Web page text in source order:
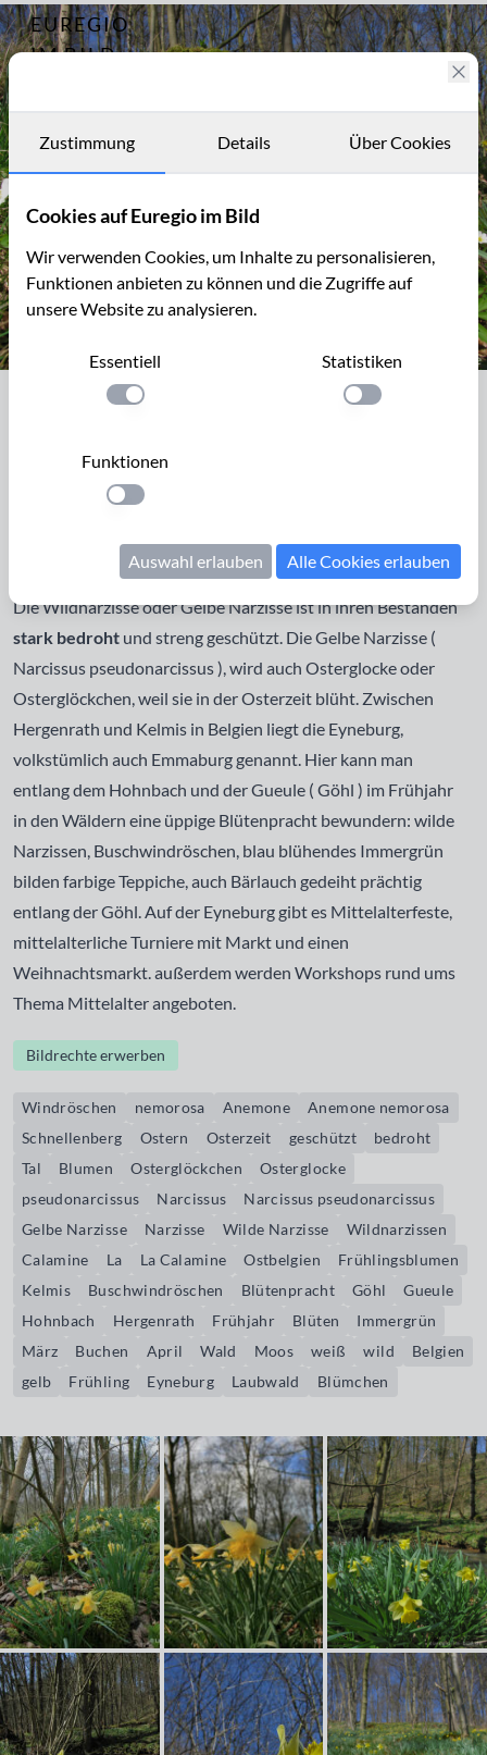
EUREGIO
IM BILD
Archiv
Kontakt
Archiv 919
Wildnarzissen und Buschwindröschen
Wildnarzissen und Buschwindröschen
Nicht nur im Perlbachtal in der Eifel gibt es Wildnarzissen,
Hohnbachtal (B)
Talhängen, auf dem Höhenrücken des Schellenbergs
südwestlich von Kelmis wachsen die Narzissen im(!) Wald.
DieWildnarzisse oder Gelbe Narzisseist in ihren Beständen
stark bedroht und streng geschützt. Die Gelbe Narzisse (
Narcissus pseudonarcissus ), wird auch Osterglocke oder
Osterglöckchen, weil sie in der Osterzeit blüht. Zwischen
Hergenrath und Kelmis in Belgien liegt die Eyneburg,
volkstümlich auch Emmaburg genannt. Hier kann man
entlang dem Hohnbach und der Gueule ( Göhl ) im Frühjahr
in den Wäldern eine üppige Blütenpracht bewundern: wilde
Narzissen, Buschwindröschen, blau blühendes Immergrün
bilden farbige Teppiche, auch Bärlauch gedeiht prächtig
entlang der Göhl. Auf der Eyneburg gibt es Mittelalterfeste,
mittelalterliche Turniere mit Markt und einen
Weihnachtsmarkt. außerdem werden Workshops rund ums
Thema Mittelalter angeboten.
Bildrechte erwerben
Windröschen nemorosa Anemone
Anemone nemorosa
Schnellenberg
Ostern Osterzeit geschützt
bedroht
Tal
Blumen Osterglöckchen
Osterglocke
pseudonarcissus
Narcissus
Narcissus pseudonarcissus
Gelbe Narzisse
Narzisse Wilde Narzisse
Wildnarzissen
Calamine
La La Calamine Ostbelgien
Frühlingsblumen
Kelmis
Buschwindröschen Blütenpracht Göhl
Gueule
Hohnbach
Hergenrath Frühjahr Blüten
Immergrün
März
Buchen April Wald Moos weiß wild
Belgien
gelb
Frühling Eyneburg Laubwald Blümchen
Zustimmung Details Über Cookies
Cookies auf Euregio im Bild
Wir verwenden Cookies, um Inhalte zu personalisieren,
Funktionen anbieten zu können und die Zugriffe auf
unsere Website zu analysieren.
Essentiell
Einstellung anwenden
Statistiken
Einstellung
Funktionen
Einstellung anwenden
Auswahl erlauben Alle Cookies erlauben